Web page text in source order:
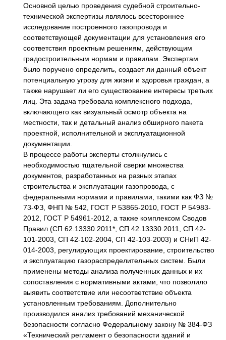
Основной целью проведения судебной строительно-
технической экспертизы являлось всестороннее
исследование построенного газопровода и
соответствующей документации для установления его
соответствия проектным решениям, действующим
градостроительным нормам и правилам. Экспертам
было поручено определить, создает ли данный объект
потенциальную угрозу для жизни и здоровья граждан, а
также нарушает ли его существование интересы третьих
лиц. Эта задача требовала комплексного подхода,
включающего как визуальный осмотр объекта на
местности, так и детальный анализ обширного пакета
проектной, исполнительной и эксплуатационной
документации.
В процессе работы эксперты столкнулись с
необходимостью тщательной сверки множества
документов, разработанных на разных этапах
строительства и эксплуатации газопровода, с
федеральными нормами и правилами, такими как ФЗ №
73-ФЗ, ФНП № 542, ГОСТ Р 53865-2010, ГОСТ Р 54983-
2012, ГОСТ Р 54961-2012, а также комплексом Сводов
Правил (СП 62.13330.2011*, СП 42.13330.2011, СП 42-
101-2003, СП 42-102-2004, СП 42-103-2003) и СНиП 42-
014-2003, регулирующих проектирование, строительство
и эксплуатацию газораспределительных систем. Были
применены методы анализа полученных данных и их
сопоставления с нормативными актами, что позволило
выявить соответствие или несоответствие объекта
установленным требованиям. Дополнительно
производился анализ требований механической
безопасности согласно Федеральному закону № 384-ФЗ
«Технический регламент о безопасности зданий и